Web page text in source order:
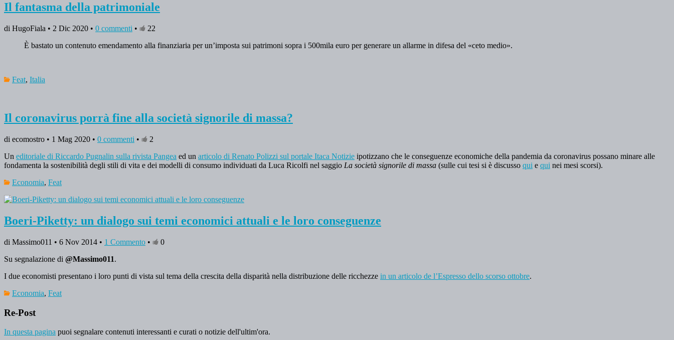
Il fantasma della patrimoniale
di HugoFiala • 2 Dic 2020 • 0 commenti •
22
È bastato un contenuto emendamento alla finanziaria per un’imposta sui patrimoni sopra i 500mila euro per generare un allarme in difesa del «ceto medio».
Feat, Italia
Il coronavirus porrà fine alla società signorile di massa?
di ecomostro • 1 Mag 2020 • 0 commenti •
2
Un editoriale di Riccardo Pugnalin sulla rivista Pangea ed un articolo di Renato Polizzi sul portale Itaca Notizie ipotizzano che le conseguenze economiche della pandemia da coronavirus possano minare alle
fondamenta la sostenibilità degli stili di vita e dei modelli di consumo individuati da Luca Ricolfi nel saggio La società signorile di massa (sulle cui tesi si è discusso qui e qui nei mesi scorsi).
Economia, Feat
Boeri-Piketty: un dialogo sui temi economici attuali e le loro conseguenze
di Massimo011 • 6 Nov 2014 • 1 Commento •
0
Su segnalazione di @Massimo011.
I due economisti presentano i loro punti di vista sul tema della crescita della disparità nella distribuzione delle ricchezze in un articolo de l’Espresso dello scorso ottobre.
Economia, Feat
Re-Post
In questa pagina puoi segnalare contenuti interessanti e curati o notizie dell'ultim'ora.